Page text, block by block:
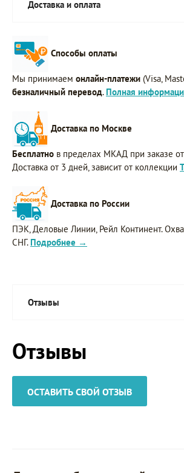
Доставка и оплата
Способы оплаты
Мы принимаем онлайн-платежи (Visa,
безналичный перевод. Полная
Доставка по Москве
Бесплатно в пределах МКАД при заказе
Доставка от 3 дней, зависит от коллекции
Доставка по России
ПЭК, Деловые Линии, Рейл Континент.
СНГ. Подробнее →
Отзывы
Отзывы
ОСТАВИТЬ СВОЙ ОТЗЫВ